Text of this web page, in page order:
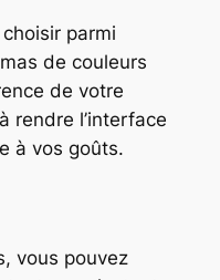
parmi
de couleurs
de votre
rendre l’interface
à vos goûts.
vous pouvez